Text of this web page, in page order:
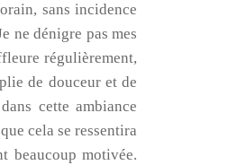
sans incidence
ne dénigre pas mes
régulièrement,
de douceur et de
cette ambiance
cela se ressentira
beaucoup motivée.